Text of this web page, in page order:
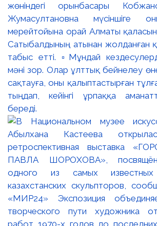
жөніндегі орынбасары
Жумасултановна
мерейтойына орай Алматы
Сатыбалдының атынан жолданған
табыс етті. ▫️Мұндай
мәні зор. Олар ұлттық бейнелеу
сақтауға, оны қалыптастырған
тыңдап, кейінгі ұрпаққа
береді.